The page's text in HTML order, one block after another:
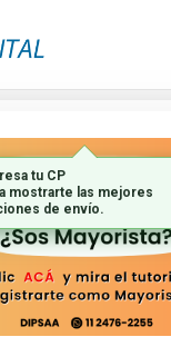
Remotos Conversores
tu CP
mostrarte las mejores
de envío.